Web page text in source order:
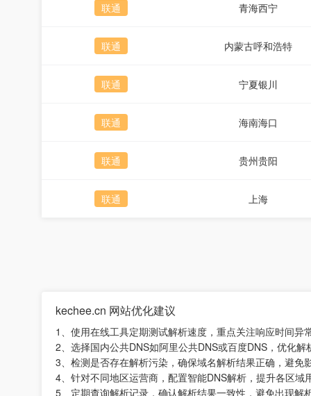
联通 青海西宁
联通 内蒙古呼和浩特
联通 宁夏银川
联通 海南海口
联通 贵州贵阳
联通 上海
kechee.cn 网站优化建议
1、使用在线工具定期测试解析速度，重点关注响应时间异
2、选择国内公共DNS如阿里公共DNS或百度DNS，优化解
3、检测是否存在解析污染，确保域名解析结果正确，避免
4、针对不同地区运营商，配置智能DNS解析，提升各区域
5、定期查询解析记录，确认解析结果一致性，避免出现解